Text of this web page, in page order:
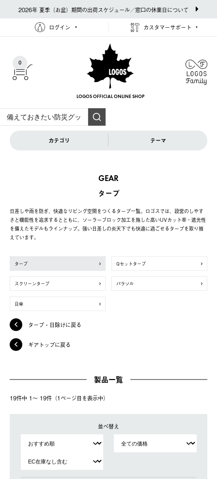
2026年 夏季（お盆）期間の出荷スケジュール／窓口の休業日について
ログイン カスタマーサポート
0
LOGOS OFFICIAL ONLINE SHOP
カテゴリ テーマ
GEAR
タープ
日差しや雨を防ぎ、快適なリビング空間をつくるタープ一覧。ロゴスでは、設営のしやす
さと機能性を追求するとともに、ソーラーブロック加工を施した高いUVカット率・遮光性
を備えたモデルもラインナップ。強い日差しの炎天下でも快適に過ごせるタープを取り揃
えています。
タープ Qセットタープ
スクリーンタープ パラソル
日傘
タープ・日除けに戻る
ギアトップに戻る
製品一覧
19件中 1〜 19件（1ページ⽬を表⽰中）
並べ替え